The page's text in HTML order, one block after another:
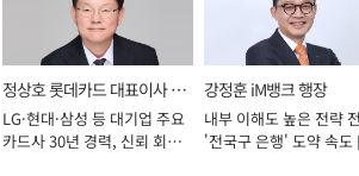
정상호 롯데카드 대표이사 사
장
LG·현대·삼성 등 대기업 주요
카드사 30년 경력, 신뢰 회복
강정훈 iM뱅크 행장
내부 이해도 높은 전략
'전국구 은행' 도약 속도